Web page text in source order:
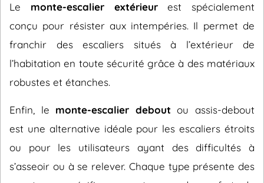
Le monte-escalier extérieurest spécialement
conçu pour résister aux intempéries. Il permet de
franchir des escaliers situés à l’extérieur de
l’habitation en toute sécurité grâce à des matériaux
robustes et étanches.
Enfin, le monte-escalier debout ou assis-debout
est une alternative idéale pour les escaliers étroits
ou pour les utilisateurs ayant des difficultés à
s’asseoir ou à se relever. Chaque type présente des